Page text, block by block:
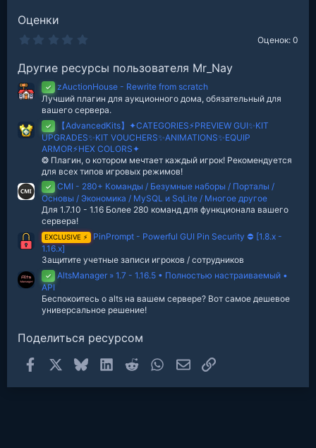
Оценки
0
з
в
е
з
Оценок: 0
Другие ресурсы пользователя Mr_Nay
✓
zAuctionHouse - Rewrite from scratch
Лучший плагин для аукционного дома, обязательный для
вашего сервера.
✓
【AdvancedKits】✦CATEGORIES⚡️PREVIEW GUI✨KIT
UPGRADES✨KIT VOUCHERS✨ANIMATIONS✨EQUIP
ARMOR⚡️HEX COLORS✦
❂ Плагин, о котором мечтает каждый игрок! Рекомендуется
для всех типов игровых режимов!
✓
CMI - 280+ Команды / Безумные наборы / Порталы /
Основы / Экономика / MySQL и SqLite / Многое другое
Для 1.7.10 - 1.16 Более 280 команд для функционала вашего
сервера!
EXCLUSIVE ⚡
PinPrompt - Powerful GUI Pin Security ⛔️ [1.8.x -
1.16.x]
Защитите учетные записи игроков / сотрудников
✓
AltsManager » 1.7 - 1.16.5 • Полностью настраиваемый •
API
Беспокоитесь о alts на вашем сервере? Вот самое дешевое
универсальное решение!
Поделиться ресурсом
Facebook Bluesky LinkedInReddit WhatsAppЭлектронная почта
Ссылка